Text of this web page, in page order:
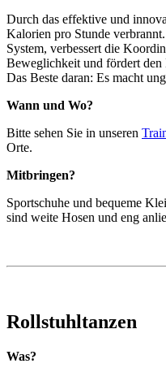
Durch das effektive und
Kalorien pro Stunde
System, verbessert die
Beweglichkeit und fördert den
Das Beste daran: Es macht
Wann und Wo?
Bitte sehen Sie in unseren
Orte.
Mitbringen?
Sportschuhe und bequeme
sind weite Hosen und eng
Rollstuhltanzen
Was?